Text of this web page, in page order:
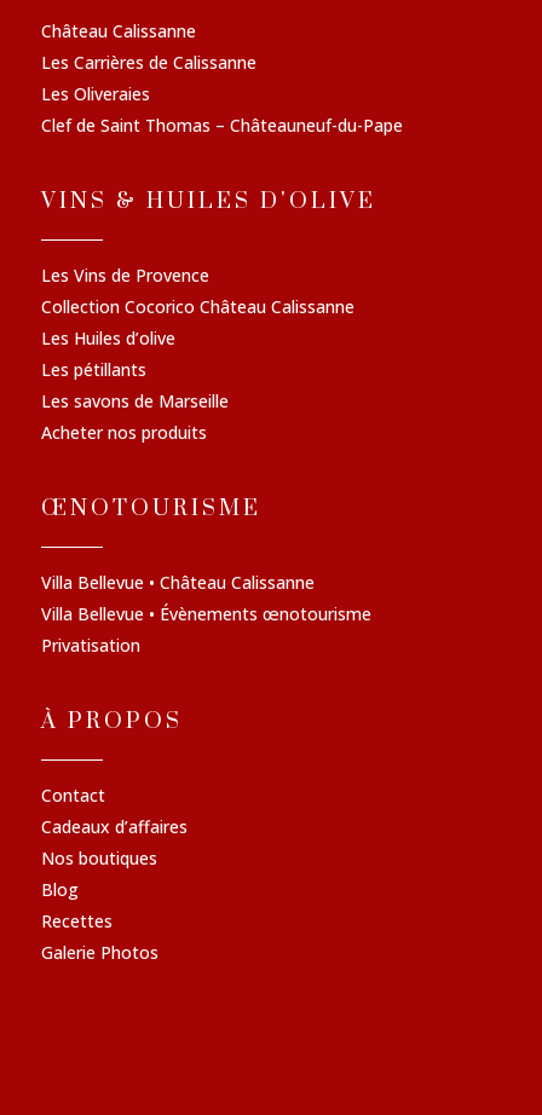
Château Calissanne
Les Carrières de Calissanne
Les Oliveraies
Clef de Saint Thomas – Châteauneuf-du-Pape
VINS & HUILES D'OLIVE
Les Vins de Provence
Collection Cocorico Château Calissanne
Les Huiles d’olive
Les pétillants
Les savons de Marseille
Acheter nos produits
ŒNOTOURISME
Villa Bellevue • Château Calissanne
Villa Bellevue • Évènements œnotourisme
Privatisation
À PROPOS
Contact
Cadeaux d’affaires
Nos boutiques
Blog
Recettes
Galerie Photos